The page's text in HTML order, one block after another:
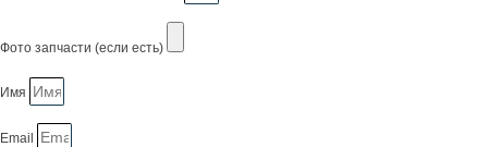
Фото запчасти (если есть)
Имя
Email